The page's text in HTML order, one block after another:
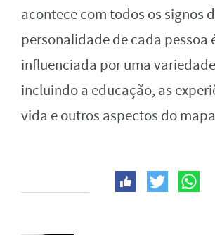
acontece com todos os signos
personalidade de cada pessoa
influenciada por uma
incluindo a educação, as
vida e outros aspectos do